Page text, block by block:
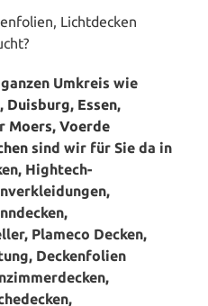
Lichtdecken
Umkreis wie
, Duisburg, Essen,
Moers, Voerde
sind wir für Sie da in
Hightech-
Plameco Decken,
Deckenfolien